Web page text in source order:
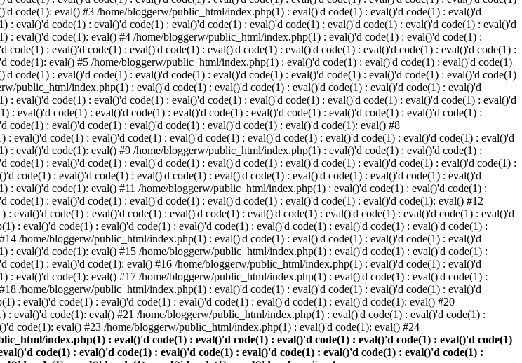
code(1): eval() #3 /home/bloggerw/public_html/index.php(1) : eval()'d code(1) : eval()'d code(1) : eval()'d
eval()'d code(1) : eval()'d code(1) : eval()'d code(1) : eval()'d code(1) : eval()'d code(1) : eval()'d code(1) : eval()'d
eval()'d code(1): eval() #4 /home/bloggerw/public_html/index.php(1) : eval()'d code(1) : eval()'d code(1) :
: eval()'d code(1) : eval()'d code(1) : eval()'d code(1) : eval()'d code(1) : eval()'d code(1) : eval()'d code(1) :
eval() #5 /home/bloggerw/public_html/index.php(1) : eval()'d code(1) : eval()'d code(1) : eval()'d code(1)
code(1) : eval()'d code(1) : eval()'d code(1) : eval()'d code(1) : eval()'d code(1) : eval()'d code(1) : eval()'d code(1)
public_html/index.php(1) : eval()'d code(1) : eval()'d code(1) : eval()'d code(1) : eval()'d code(1) : eval()'d
eval()'d code(1) : eval()'d code(1) : eval()'d code(1) : eval()'d code(1) : eval()'d code(1) : eval()'d code(1) : eval()'d
eval()'d code(1) : eval()'d code(1) : eval()'d code(1) : eval()'d code(1) : eval()'d code(1) : eval()'d code(1) :
: eval()'d code(1) : eval()'d code(1) : eval()'d code(1) : eval()'d code(1): eval() #8
code(1) : eval()'d code(1) : eval()'d code(1) : eval()'d code(1) : eval()'d code(1) : eval()'d code(1) : eval()'d
eval()'d code(1): eval() #9 /home/bloggerw/public_html/index.php(1) : eval()'d code(1) : eval()'d code(1) :
: eval()'d code(1) : eval()'d code(1) : eval()'d code(1) : eval()'d code(1) : eval()'d code(1) : eval()'d code(1) :
code(1) : eval()'d code(1) : eval()'d code(1) : eval()'d code(1) : eval()'d code(1) : eval()'d code(1) : eval()'d
eval()'d code(1): eval() #11 /home/bloggerw/public_html/index.php(1) : eval()'d code(1) : eval()'d code(1) :
: eval()'d code(1) : eval()'d code(1) : eval()'d code(1) : eval()'d code(1) : eval()'d code(1): eval() #12
code(1) : eval()'d code(1) : eval()'d code(1) : eval()'d code(1) : eval()'d code(1) : eval()'d code(1) : eval()'d
: eval()'d code(1) : eval()'d code(1) : eval()'d code(1) : eval()'d code(1) : eval()'d code(1) : eval()'d code(1) :
/home/bloggerw/public_html/index.php(1) : eval()'d code(1) : eval()'d code(1) : eval()'d code(1) : eval()'d
eval()'d code(1): eval() #15 /home/bloggerw/public_html/index.php(1) : eval()'d code(1) : eval()'d code(1) :
: eval()'d code(1): eval() #16 /home/bloggerw/public_html/index.php(1) : eval()'d code(1) : eval()'d
eval()'d code(1): eval() #17 /home/bloggerw/public_html/index.php(1) : eval()'d code(1) : eval()'d code(1) :
/home/bloggerw/public_html/index.php(1) : eval()'d code(1) : eval()'d code(1) : eval()'d code(1) : eval()'d
: eval()'d code(1) : eval()'d code(1) : eval()'d code(1) : eval()'d code(1) : eval()'d code(1): eval() #20
eval()'d code(1): eval() #21 /home/bloggerw/public_html/index.php(1) : eval()'d code(1) : eval()'d code(1) :
code(1): eval() #23 /home/bloggerw/public_html/index.php(1) : eval()'d code(1): eval() #24
index.php(1) : eval()'d code(1) : eval()'d code(1) : eval()'d code(1) : eval()'d code(1) : eval()'d code(1)
code(1) : eval()'d code(1) : eval()'d code(1) : eval()'d code(1) : eval()'d code(1) : eval()'d code(1) :